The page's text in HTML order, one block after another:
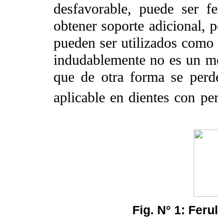
desfavorable, puede ser
obtener soporte adicional,
pueden ser utilizados
indudablemente no es un
que de otra forma se
aplicable en dientes con
Fig. N° 1: